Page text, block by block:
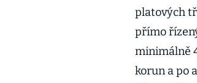
platových
přímo
minimálně
korun a po